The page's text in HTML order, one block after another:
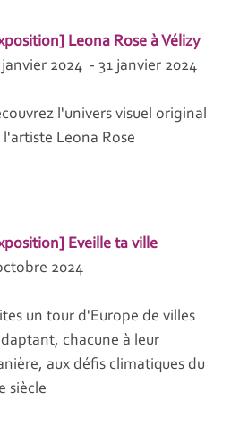
Leona Rose à Vélizy
janvier 2024 - 31 janvier 2024
l'univers visuel original
l'artiste Leona Rose
Eveille ta ville
2024
un tour d'Europe de villes
chacune à leur
aux défis climatiques du
siècle